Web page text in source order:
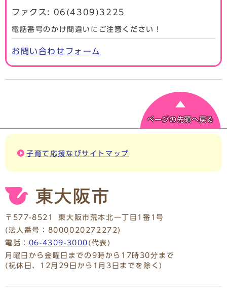
ファクス: 06(4309)3225
電話番号のかけ間違いにご注意ください！
お問い合わせフォーム
ページの先頭へ戻る
子育て応援なびサイトマップ
〒577-8521
東大阪市荒本北一丁目1番1号
(法人番号：8000020272272)
電話： 06-4309-3000 (代表)
月曜日から金曜日までの9時から17時30分まで
(祝休日、12月29日から1月3日までを除く)